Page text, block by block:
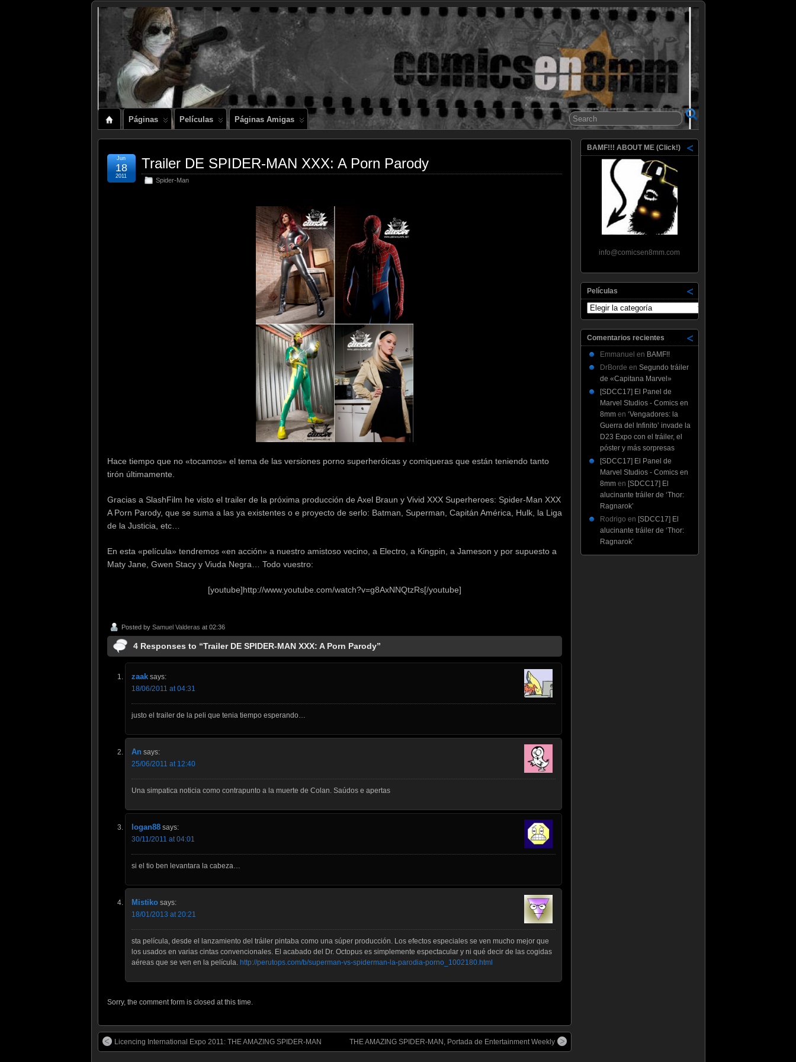
Comics en 8mm
Páginas Películas Páginas Amigas
Trailer DE SPIDER-MAN XXX: A Porn Parody
Spider-Man
Jun
18
2011
Hace tiempo que no «tocamos» el tema de las versiones porno superheróicas y comiqueras que están teniendo tanto
tirón últimamente.
Gracias a SlashFilm he visto el trailer de la próxima producción de Axel Braun y Vivid XXX Superheroes: Spider-Man XXX
A Porn Parody, que se suma a las ya existentes o e proyecto de serlo: Batman, Superman, Capitán América, Hulk, la Liga
de la Justicia, etc…
En esta «película» tendremos «en acción» a nuestro amistoso vecino, a Electro, a Kingpin, a Jameson y por supuesto a
Maty Jane, Gwen Stacy y Viuda Negra… Todo vuestro:
[youtube]http://www.youtube.com/watch?v=g8AxNNQtzRs[/youtube]
Posted by Samuel Valderas at 02:36
4 Responses to “Trailer DE SPIDER-MAN XXX: A Porn Parody”
zaak says:
18/06/2011 at 04:31
justo el trailer de la peli que tenia tiempo esperando…
An says:
25/06/2011 at 12:40
Una simpatica noticia como contrapunto a la muerte de Colan. Saúdos e apertas
logan88 says:
30/11/2011 at 04:01
si el tio ben levantara la cabeza…
Mistiko says:
18/01/2013 at 20:21
sta película, desde el lanzamiento del tráiler pintaba como una súper producción. Los efectos especiales se ven mucho mejor que
los usados en varias cintas convencionales. El acabado del Dr. Octopus es simplemente espectacular y ni qué decir de las cogidas
aéreas que se ven en la película. http://perutops.com/b/superman-vs-spiderman-la-parodia-porno_1002180.html
Sorry, the comment form is closed at this time.
Licencing International Expo 2011: THE AMAZING SPIDER-MAN THE AMAZING SPIDER-MAN, Portada de Entertainment Weekly
BAMF!!! ABOUT ME (Click!)
info@comicsen8mm.com
Películas
Películas
Comentarios recientes
Emmanuel en BAMF!!
DrBorde en Segundo tráiler
de «Capitana Marvel»
[SDCC17] El Panel de
Marvel Studios - Comics en
8mmen ‘Vengadores: la
Guerra del Infinito’ invade la
D23 Expo con el tráiler, el
póster y más sorpresas
[SDCC17] El Panel de
Marvel Studios - Comics en
8mmen [SDCC17] El
alucinante tráiler de ‘Thor:
Ragnarok’
Rodrigo en [SDCC17] El
alucinante tráiler de ‘Thor:
Ragnarok’